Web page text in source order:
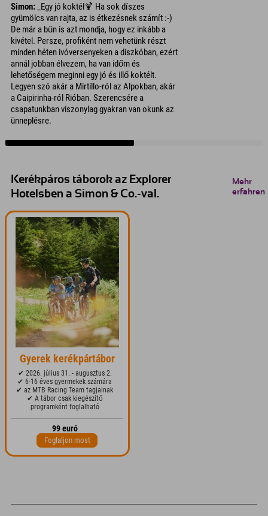
Simon: _Egy jó koktél🍹 Ha sok díszes
gyümölcs van rajta, az is étkezésnek számít :-)
De már a bűn is azt mondja, hogy ez inkább a
kivétel. Persze, profiként nem vehetünk részt
minden héten ivóversenyeken a diszkóban, ezért
annál jobban élvezem, ha van időm és
lehetőségem meginni egy jó és illő koktélt.
Legyen szó akár a Mirtillo-ról az Alpokban, akár
a Caipirinha-ról Rióban. Szerencsére a
csapatunkban viszonylag gyakran van okunk az
ünneplésre.
Kerékpáros táborok az Explorer
Hotelsben a Simon & Co.-val.
Mehr
erfahren
Gyerek kerékpártábor
✔ 2026. július 31. - augusztus 2.
✔ 6-16 éves gyermekek számára
✔ az MTB Racing Team tagjainak
✔ A tábor csak kiegészítő
programként foglalható
99 euró
Foglaljon most